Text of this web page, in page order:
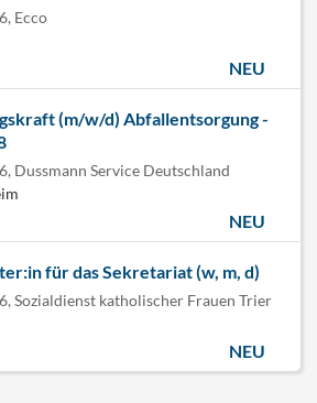
Ecco
NEU
(m/w/d) Abfallentsorgung -
Dussmann Service Deutschland
NEU
für das Sekretariat (w, m, d)
Sozialdienst katholischer Frauen Trier
NEU